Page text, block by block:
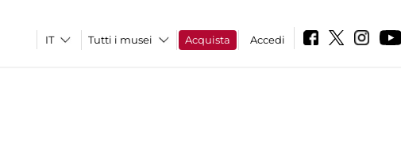
Tutti i musei Acquista Accedi